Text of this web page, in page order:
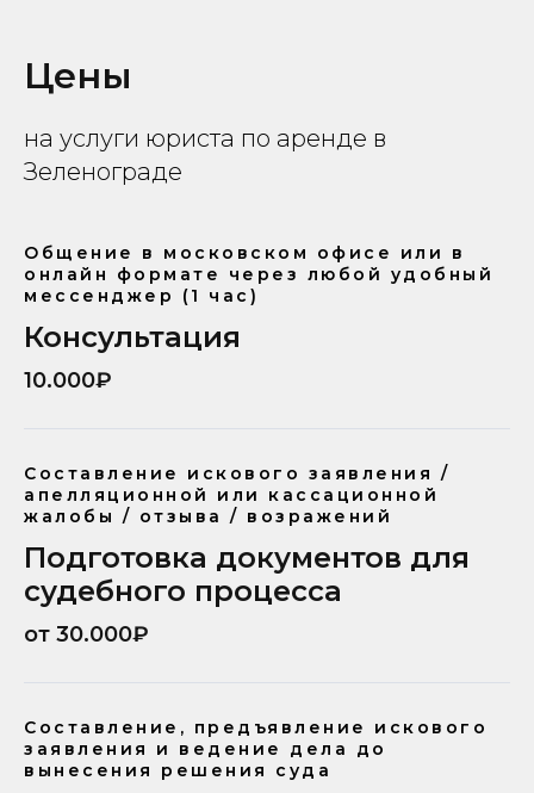
Цены
на услуги юриста по аренде в
Зеленограде
Общение в московском офисе или в
онлайн формате через любой удобный
мессенджер (1 час)
Консультация
10.000₽
Составление искового заявления /
апелляционной или кассационной
жалобы / отзыва / возражений
Подготовка документов для
судебного процесса
от 30.000₽
Составление, предъявление искового
заявления и ведение дела до
вынесения решения суда